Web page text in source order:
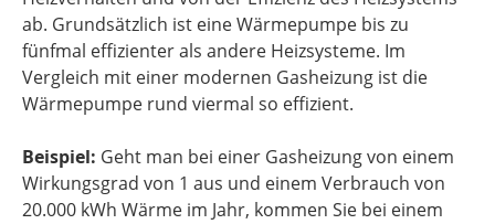
ab. Grundsätzlich ist eine Wärmepumpe bis zu
fünfmal effizienter als andere Heizsysteme. Im
Vergleich mit einer modernen Gasheizung ist die
Wärmepumpe rund viermal so effizient.
Beispiel: Geht man bei einer Gasheizung von einem
Wirkungsgrad von 1 aus und einem Verbrauch von
20.000 kWh Wärme im Jahr, kommen Sie bei einem